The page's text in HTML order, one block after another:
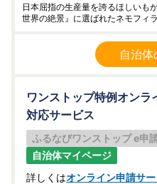
日本屈指の生産量を誇るほしいも
世界の絶景』に選ばれたネモフィ
自治体
ワンストップ特例オンラ
対応サービス
ふるなびワンストップ e申
自治体マイページ
詳しくはオンライン申請サ